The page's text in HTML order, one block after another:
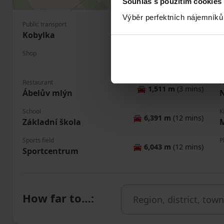
Výběr perfektních
Public transport
Kobylka
Shop
Restaurant
Ábelův mlýn 🚘 1,511 m (3 mins)
School
Základní škola 🚘 6,391 m (12 mins)
Sports field
Sportcentrum 🚘 6,043 m (12 mins)
How far to…: